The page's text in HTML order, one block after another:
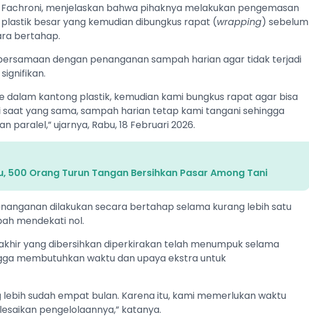
Fachroni, menjelaskan bahwa pihaknya melakukan pengemasan
besar yang kemudian dibungkus rapat (wrapping) sebelum
bertahap.
dengan penanganan sampah harian agar tidak terjadi
dalam kantong plastik, kemudian kami bungkus rapat agar bisa
yang sama, sampah harian tetap kami tangani sehingga
paralel,” ujarnya, Rabu, 18 Februari 2026.
500 Orang Turun Tangan Bersihkan Pasar Among Tani
dilakukan secara bertahap selama kurang lebih satu
mendekati nol.
yang dibersihkan diperkirakan telah menumpuk selama
membutuhkan waktu dan upaya ekstra untuk
sudah empat bulan. Karena itu, kami memerlukan waktu
pengelolaannya,” katanya.